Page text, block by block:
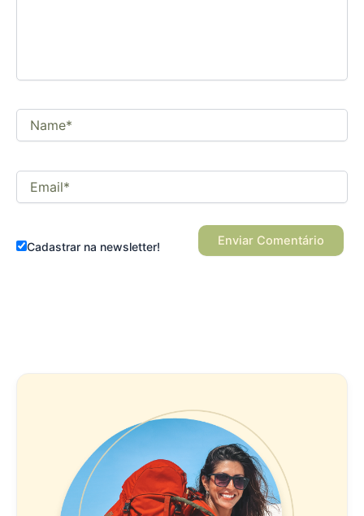
Name*
Email*
Cadastrar na newsletter!